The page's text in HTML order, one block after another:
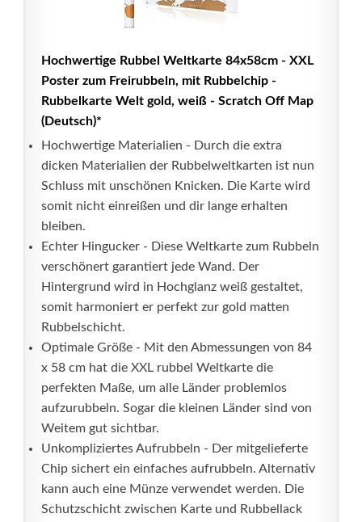
Hochwertige Rubbel Weltkarte 84x58cm - XXL
Poster zum Freirubbeln, mit Rubbelchip -
Rubbelkarte Welt gold, weiß - Scratch Off Map
(Deutsch)*
Hochwertige Materialien - Durch die extra
dicken Materialien der Rubbelweltkarten ist nun
Schluss mit unschönen Knicken. Die Karte wird
somit nicht einreißen und dir lange erhalten
bleiben.
Echter Hingucker - Diese Weltkarte zum Rubbeln
verschönert garantiert jede Wand. Der
Hintergrund wird in Hochglanz weiß gestaltet,
somit harmoniert er perfekt zur gold matten
Rubbelschicht.
Optimale Größe - Mit den Abmessungen von 84
x 58 cm hat die XXL rubbel Weltkarte die
perfekten Maße, um alle Länder problemlos
aufzurubbeln. Sogar die kleinen Länder sind von
Weitem gut sichtbar.
Unkompliziertes Aufrubbeln - Der mitgelieferte
Chip sichert ein einfaches aufrubbeln. Alternativ
kann auch eine Münze verwendet werden. Die
Schutzschicht zwischen Karte und Rubbellack